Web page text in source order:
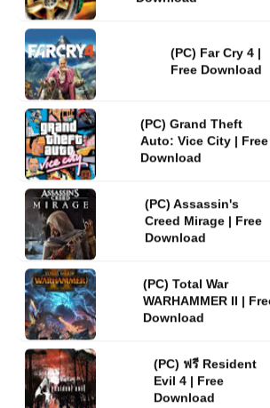
(PC) Grand Theft
Auto: Vice City | Free
Download
(PC) Assassin's
Creed Mirage | Free
Download
(PC) Total War
WARHAMMER II | Free
Download
(PC) ฟรี Resident
Evil 4 | Free
Download
(PC) Grand Theft
Auto V | Free
Download